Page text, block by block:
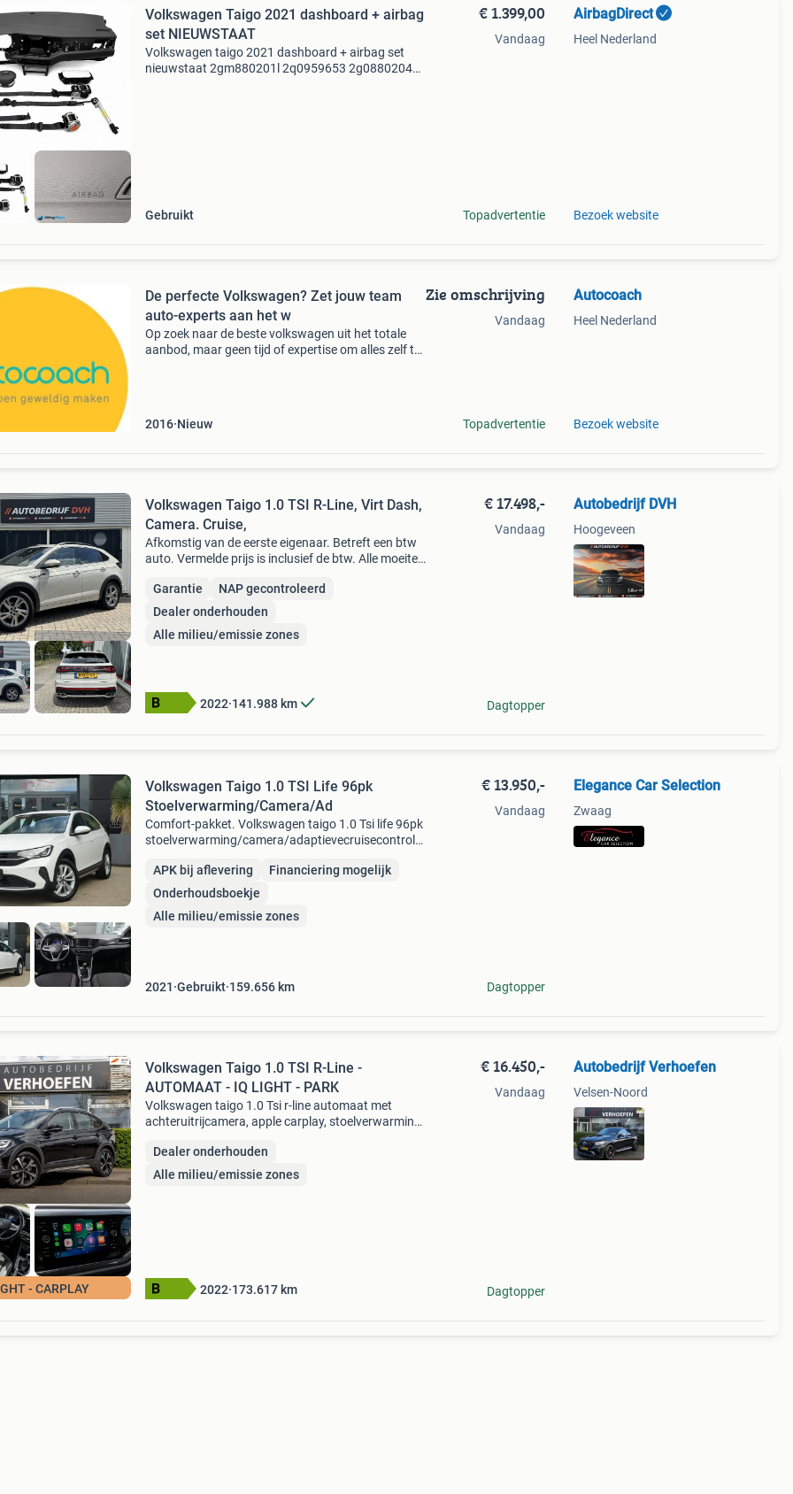
Volkswagen Taigo 2021 dashboard + airbag
set NIEUWSTAAT
Volkswagen taigo 2021 dashboard + airbag set
nieuwstaat 2gm880201l 2q0959653 2g0880204e
Gebruikt
€ 1.399,00
Vandaag
Topadvertentie
AirbagDirect
Heel Nederland
Bezoek website
De perfecte Volkswagen? Zet jouw team
auto-experts aan het w
Op zoek naar de beste volkswagen uit het totale
aanbod, maar geen tijd of expertise om alles zelf te
2016 Nieuw
Zie omschrijving
Vandaag
Topadvertentie
Autocoach
Heel Nederland
Bezoek website
Volkswagen Taigo 1.0 TSI R-Line, Virt Dash,
Camera. Cruise,
Afkomstig van de eerste eigenaar. Betreft een btw
auto. Vermelde prijs is inclusief de btw. Alle moeite
zo accuraat en actueel mogelijk weer te geven..
Garantie
NAP gecontroleerd
Dealer onderhouden
Alle milieu/emissie zones
2022 141.988 km
€ 17.498,-
Vandaag
Dagtopper
Autobedrijf DVH
Hoogeveen
Volkswagen Taigo 1.0 TSI Life 96pk
Stoelverwarming/Camera/Ad
Comfort-pakket. Volkswagen taigo 1.0 Tsi life 96pk
stoelverwarming/camera/adaptievecruisecontrol
stoelverwarming/camera/adaptievecruisecontrol
algemene gegevens tell
APK bij aflevering
Financiering mogelijk
Onderhoudsboekje
Alle milieu/emissie zones
2021 Gebruikt 159.656 km
€ 13.950,-
Vandaag
Dagtopper
Elegance Car Selection
Zwaag
- CARPLAY
Volkswagen Taigo 1.0 TSI R-Line -
AUTOMAAT - IQ LIGHT - PARK
Volkswagen taigo 1.0 Tsi r-line automaat met
achteruitrijcamera, apple carplay, stoelverwarming,
Sportief, luxe en compleet uitgevoerd! Rijklaar
algemene i
Dealer onderhouden
Alle milieu/emissie zones
2022 173.617 km
€ 16.450,-
Vandaag
Dagtopper
Autobedrijf Verhoefen
Velsen-Noord